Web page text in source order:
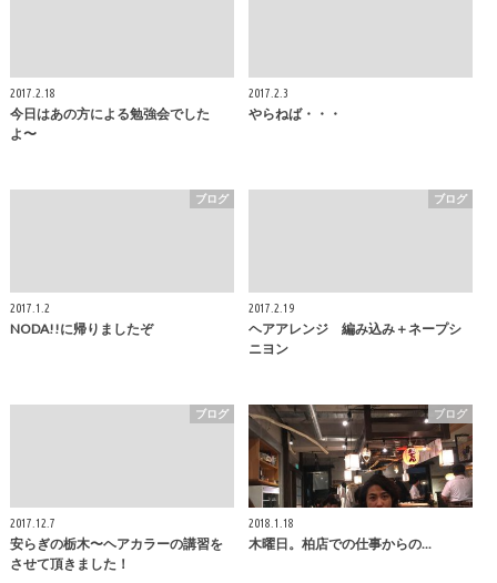
2017.2.18
今日はあの方による勉強会でした
よ〜
2017.2.3
やらねば・・・
ブログ
2017.1.2
NODA!!に帰りましたぞ
ブログ
2017.2.19
ヘアアレンジ 編み込み＋ネープシ
ニヨン
ブログ
2017.12.7
安らぎの栃木〜ヘアカラーの講習を
させて頂きました！
ブログ
2018.1.18
木曜日。柏店での仕事からの...